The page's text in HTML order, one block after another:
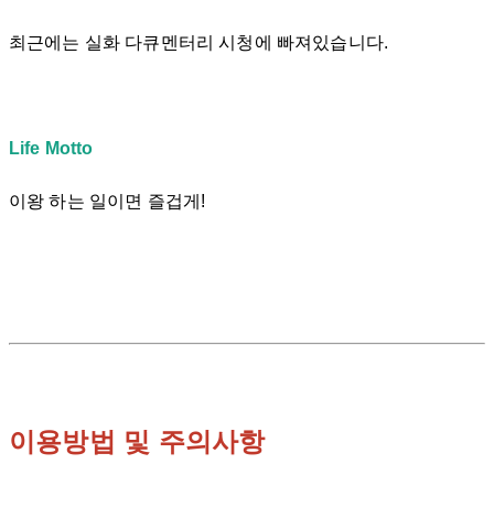
최근에는 실화 다큐멘터리 시청에 빠져있습니다.
Life Motto
이왕 하는 일이면 즐겁게!
이용방법 및 주의사항